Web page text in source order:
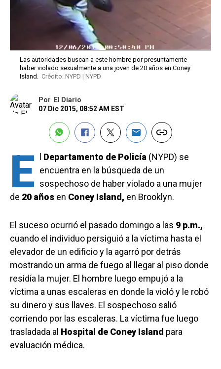
Las autoridades buscan a este hombre por presuntamente
haber violado sexualmente a una joven de 20 años en Coney
Island. Crédito: NYPD | NYPD
Por
El Diario
07 Dic 2015, 08:52 AM EST
E Departamento de Policía (NYPD) se
encuentra en la búsqueda de un
sospechoso de haber violado a una mujer
de 20 años en Coney Island, en Brooklyn.
El suceso ocurrió el pasado domingo a las 9 p.m.,
cuando el individuo persiguió a la víctima hasta el
elevador de un edificio y la agarró por detrás
mostrando un arma de fuego al llegar al piso donde
residía la mujer. El hombre luego empujó a la
víctima a unas escaleras en donde la violó y le robó
su dinero y sus llaves. El sospechoso salió
corriendo por las escaleras. La víctima fue luego
trasladada al Hospital de Coney Island para
evaluación médica.